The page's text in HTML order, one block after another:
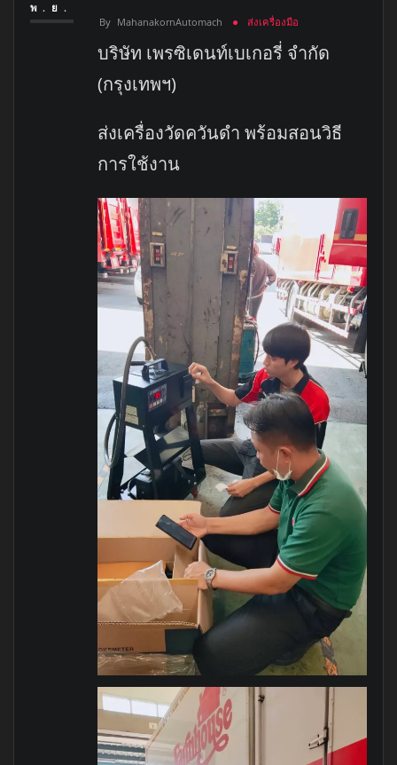
พ.ย.
By MahanakornAutomach ส่งเครื่องมือ
บริษัท เพรซิเดนท์เบเกอรี่ จำกัด
(กรุงเทพฯ)
ส่งเครื่องวัดควันดำ พร้อมสอนวิธี
การใช้งาน